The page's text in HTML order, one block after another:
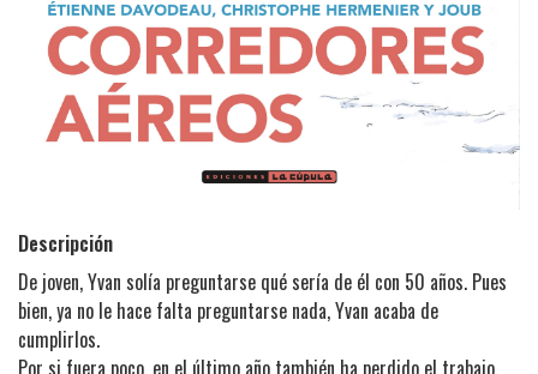
Descripción
De joven, Yvan solía preguntarse qué sería de él con 50 años. Pues
bien, ya no le hace falta preguntarse nada, Yvan acaba de
cumplirlos.